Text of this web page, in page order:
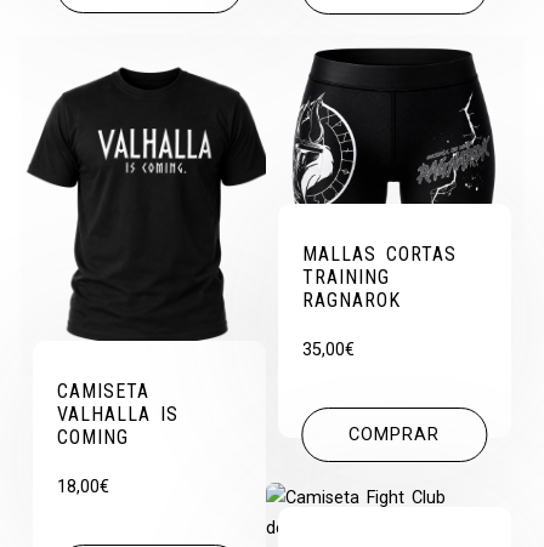
CAMISETA
VALHALLA IS
COMING
18,00€
MALLAS CORTAS
TRAINING
RAGNAROK
35,00€
COMPRAR